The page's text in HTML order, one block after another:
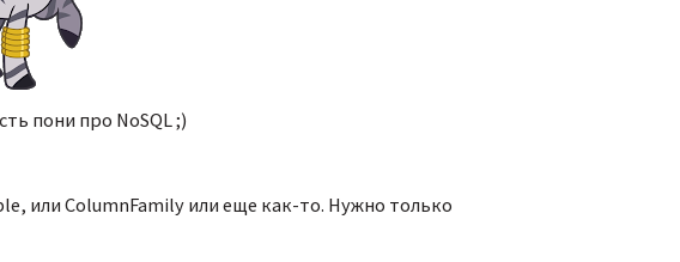
пони про NoSQL ;)
или ColumnFamily или еще как-то. Нужно только